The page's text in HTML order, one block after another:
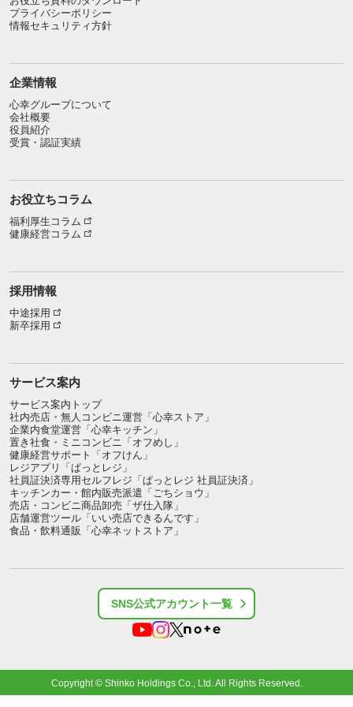
SNS公式アカウント一覧
プライバシーポリシー
情報セキュリティ方針
企業情報
心幸グループについて
会社概要
役員紹介
受賞・認証実績
お役立ちコラム
福利厚生コラム
健康経営コラム
採用情報
中途採用
新卒採用
サービス案内
サービス案内トップ
社内売店・無人コンビニ運営「心幸ストア」
企業内食堂運営「心幸キッチン」
置き社食・ミニコンビニ「オフめし」
健康経営サポート「オフけん」
レジアプリ「ぱっとレジ」
社員証決済専用セルフレジ「ぱっとレジ 社員証決済」
キッチンカー・館内販売派遣「ごちショウ」
売店・コンビニ商品卸売「ザ仕入隊」
店舗運営ツール「いい売店できるんです」
食品・飲料通販「心幸ネットストア」
Copyright © Shinko Holdings Co., Ltd. All Rights Reserved.